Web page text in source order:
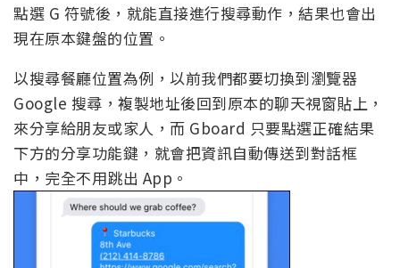
點選 G 符號後，就能直接進行搜尋動作，結果也會出
現在原本鍵盤的位置。
以搜尋餐廳位置為例，以前我們都要切換到瀏覽器
Google 搜尋，複製地址後回到原本的聊天視窗貼上，
來分享給朋友或家人，而 Gboard 只要點選正確結果
下方的分享功能鍵，就會把資訊自動傳送到對話框
中，完全不用跳出 App。